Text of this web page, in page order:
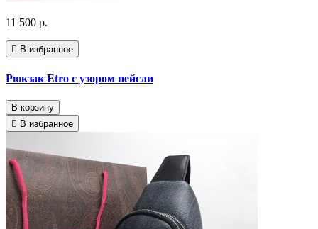
11 500 р.
В избранное
Рюкзак Etro с узором пейсли
В корзину
В избранное